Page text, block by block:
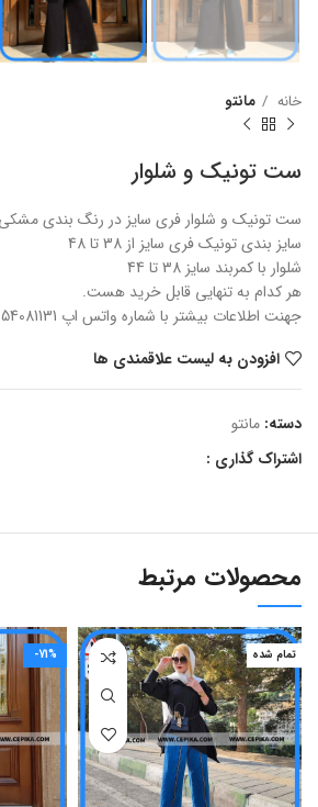
خانه مانتو
ست تونیک و شلوار
ست تونیک و شلوار فری سایز در رنگ بندی
سایز بندی تونیک فری سایز از 38 تا 48
شلوار با کمربند سایز 38 تا 44
هر کدام به تنهایی قابل خرید هست.
جهنت اطلاعات بیشتر با شماره واتس اپ 09354081131 پیغام دهید.
افزودن به لیست علاقمندی ها
دسته: مانتو
اشتراک گذاری :
محصولات مرتبط
تمام شده -71%